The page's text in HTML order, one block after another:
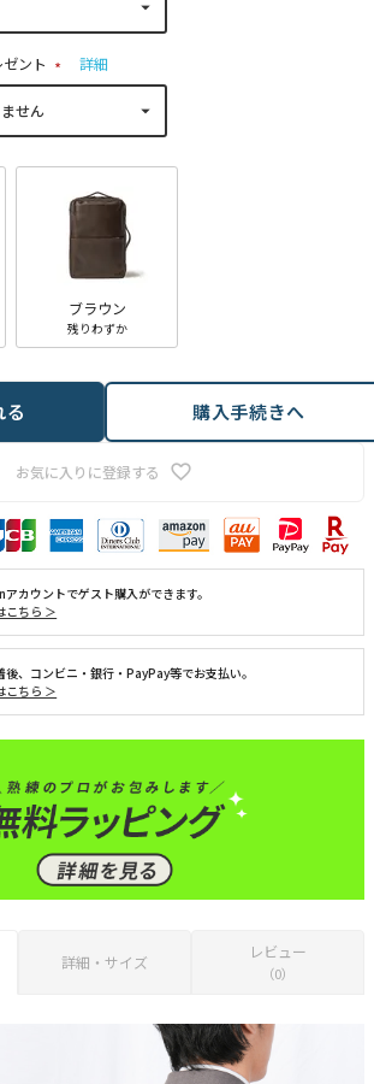
ント
(
詳細
ブラウン
残りわずか
お気に入りに登録する
る 購入手続きへ
カウントでゲスト購入ができます。
こちら ＞
後、コンビニ・銀行・PayPay等でお支払い。
こちら ＞
詳細・サイズ
レビュー
（0）